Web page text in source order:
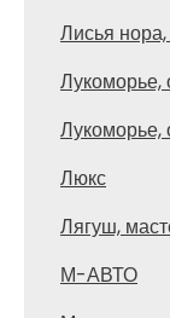
Лисья
Лукоморье,
Лукоморье,
Люкс
Лягуш,
М-АВТО